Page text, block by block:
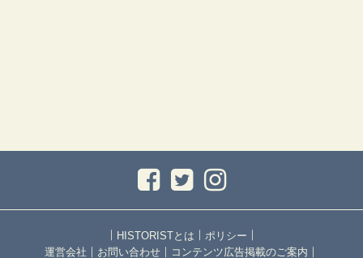
｜ HISTORISTとは ｜ ポリシー ｜
運営会社 ｜ お問い合わせ ｜ コンテンツ広告掲載のご案内 ｜